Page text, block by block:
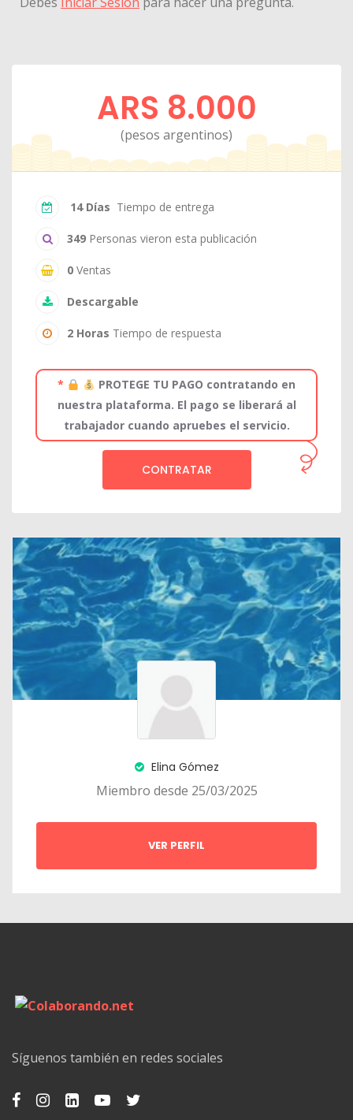
ARS 8.000
(pesos argentinos)
14 Días Tiempo de entrega
349 Personas vieron esta publicación
0 Ventas
Descargable
2 Horas Tiempo de respuesta
*
PROTEGE TU PAGO contratando en
nuestra plataforma. El pago se liberará al
trabajador cuando apruebes el servicio.
CONTRATAR
Elina Gómez
Miembro desde 25/03/2025
VER PERFIL
Síguenos también en redes sociales